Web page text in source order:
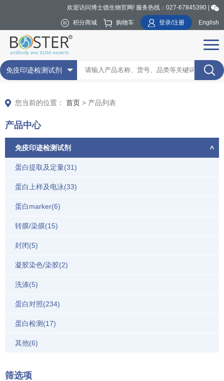
欢迎访问博士德生物官网! 服务热线：027-67845390 |
积分商城 购物车 登录/注册 English
免疫印迹检测试剂
您当前的位置： 首页 > 产品列表
产品中心
免疫印迹检测试剂
蛋白提取及定量(31)
蛋白上样及电泳(33)
蛋白marker(6)
转膜/染膜(15)
封闭(5)
凝胶染色/染胶(2)
洗涤(5)
蛋白对照(234)
蛋白检测(17)
其他(6)
筛选项